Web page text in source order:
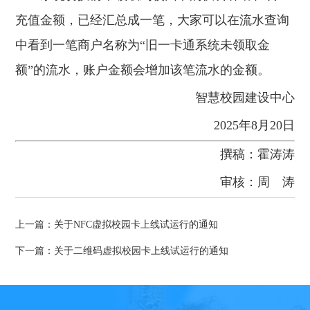
充值金额，已经汇总成一笔，大家可以在流水查询
中看到一笔商户名称为“旧一卡通系统未领取金
额”的流水，账户金额会增加该笔流水的金额。
智慧校园建设中心
2025年8月20日
撰稿：霍涛涛
审核： 周 涛
上一篇：关于NFC虚拟校园卡上线试运行的通知
下一篇：关于二维码虚拟校园卡上线试运行的通知